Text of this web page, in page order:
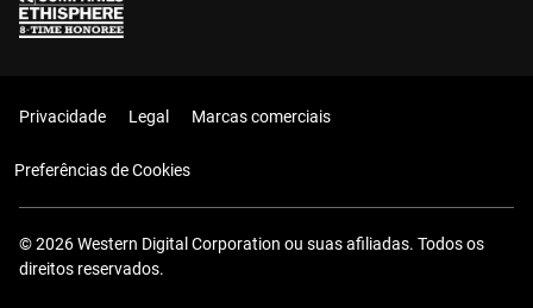
Privacidade Legal Marcas comerciais
Preferências de Cookies
© 2026 Western Digital Corporation ou suas afiliadas. Todos os
direitos reservados.